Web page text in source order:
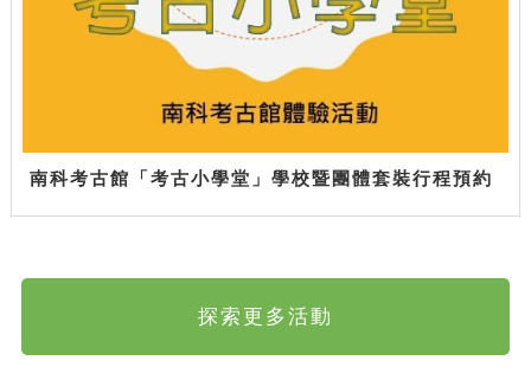
南科考古館「考古小學堂」學校暨團體套裝行程預約
探索更多活動